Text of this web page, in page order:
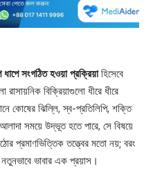
ধাপে সংগঠিত হওয়া প্রক্রিয়াহিসেবে
রাসায়নিক বিক্রিয়াগুলো ধীরে ধীরে
কোষের ঝিল্লি, স্ব-প্রতিলিপি, শক্তি
সময়ে উদ্ভূত হতে পারে, সে বিষয়ে
প্রমাণভিত্তিক তত্ত্বের মতো নয়; বরং
নতুনভাবে ভাবার এক প্রয়াস।